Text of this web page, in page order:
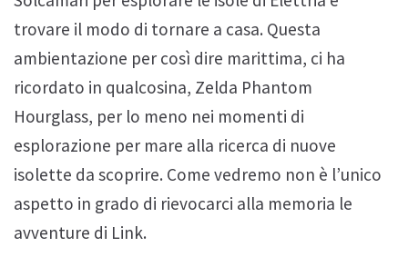
trovare il modo di tornare a casa. Questa
ambientazione per così dire marittima, ci ha
ricordato in qualcosina, Zelda Phantom
Hourglass, per lo meno nei momenti di
esplorazione per mare alla ricerca di nuove
isolette da scoprire. Come vedremo non è l’unico
aspetto in grado di rievocarci alla memoria le
avventure di Link.